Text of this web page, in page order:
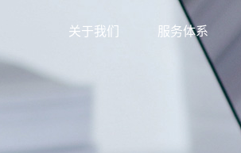
关于我们 服务体系